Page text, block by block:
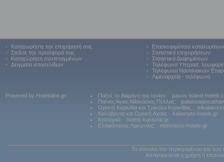
•
Καταχωρήστε την επιχείρησή σας
•
Στείλτε την προσφορά σας
•
Καταχώρηση συντεταγμένων
•
Δείγματα ιστοσελίδων
•
Επισκεψιμότητα καταλυμάτων
•
Στατιστικά επιχειρήσεων
•
Στατιστικά Διαφημίσεων
•
Τηλέφωνα Υπερασ.
•
Τηλέφωνα Ναυτιλιακών
•
Λιμεναρχεία - τηλέφωνα
Powered by Hotelsline.gr: Παξοί, το διαμάντι του Ιονίου:
paxos-island-
Παλιός Αγιος Αθανάσιος Πέλλας:
Ορεινή Κορινθία και Τρίκαλα Κορινθίας:
Καλάβρυτα και Ορεινή Αχαϊα:
kalavryta-hotels.gr
Καστοριά:
hotels-kastoria.gr
Ελαφόνησος Λακωνίας:
elafonisos-hotels.gr
Το σύνολο του περιεχομένου και των
Απαγορεύεται η χρήση ή